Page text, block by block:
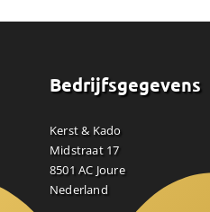
Bedrijfsgegevens
Kerst & Kado
Midstraat 17
8501 AC Joure
Nederland